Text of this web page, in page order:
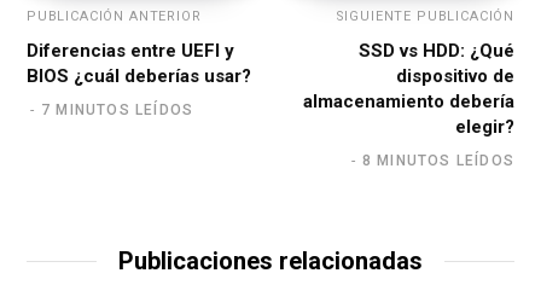
PUBLICACIÓN ANTERIOR
Diferencias entre UEFI y
BIOS ¿cuál deberías usar?
7 MINUTOS LEÍDOS
SIGUIENTE PUBLICACIÓN
SSD vs HDD: ¿Qué
dispositivo de
almacenamiento debería
elegir?
8 MINUTOS LEÍDOS
Publicaciones relacionadas